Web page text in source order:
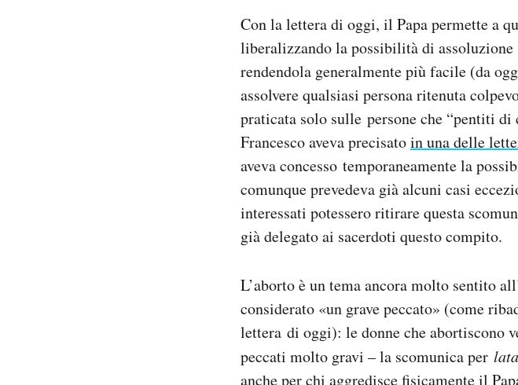
Con la lettera di oggi, il Papa permette a
liberalizzando la possibilità di
rendendola generalmente più facile (da
assolvere qualsiasi persona ritenuta
praticata solo sulle persone che “pentiti
Francesco aveva precisatoin una delle
aveva concesso temporaneamente la
comunque prevedeva già alcuni casi
interessati potessero ritirare questa
già delegato ai sacerdoti questo compito.
L’aborto è un tema ancora molto sentito
considerato «un grave peccato» (come
lettera di oggi): le donne che abortiscono
peccati molto gravi – la scomunica per
anche per chi aggredisce fisicamente il